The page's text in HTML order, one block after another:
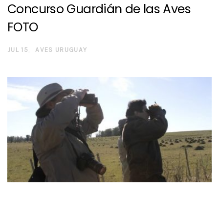
Concurso Guardián de las Aves
FOTO
JUL 15 AVES URUGUAY